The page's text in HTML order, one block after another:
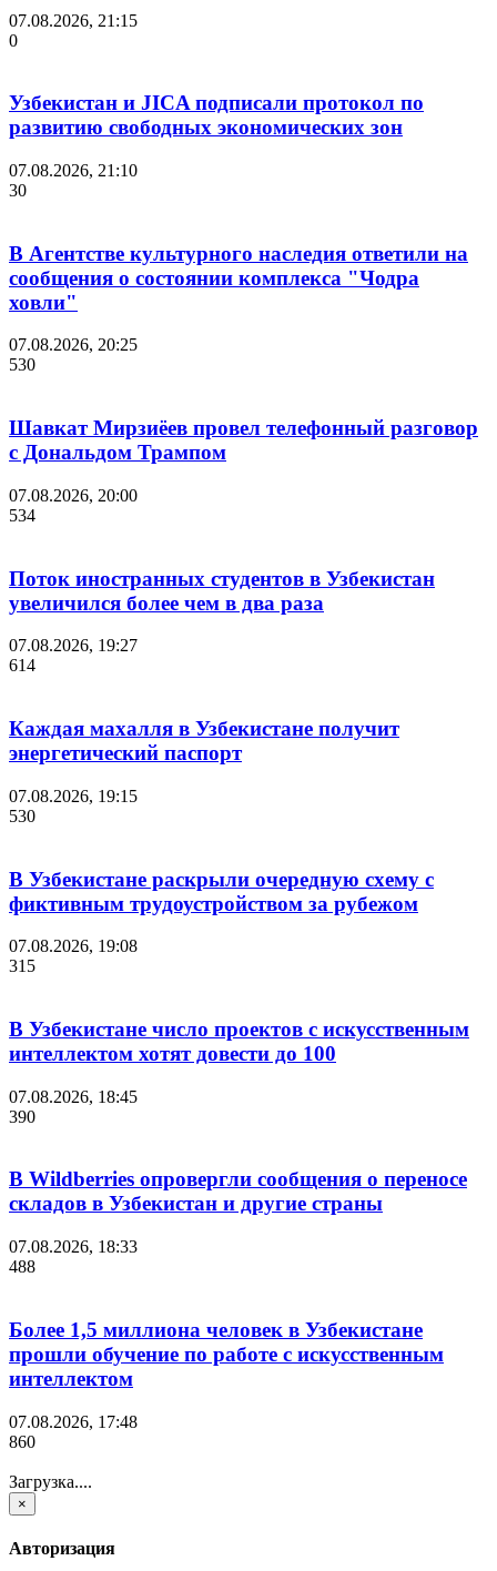
07.08.2026, 21:15
0
Узбекистан и JICA подписали протокол по
развитию свободных экономических зон
07.08.2026, 21:10
30
В Агентстве культурного наследия ответили на
сообщения о состоянии комплекса "Чодра
ховли"
07.08.2026, 20:25
530
Шавкат Мирзиёев провел телефонный разговор
с Дональдом Трампом
07.08.2026, 20:00
534
Поток иностранных студентов в Узбекистан
увеличился более чем в два раза
07.08.2026, 19:27
614
Каждая махалля в Узбекистане получит
энергетический паспорт
07.08.2026, 19:15
530
В Узбекистане раскрыли очередную схему с
фиктивным трудоустройством за рубежом
07.08.2026, 19:08
315
В Узбекистане число проектов с искусственным
интеллектом хотят довести до 100
07.08.2026, 18:45
390
В Wildberries опровергли сообщения о переносе
складов в Узбекистан и другие страны
07.08.2026, 18:33
488
Более 1,5 миллиона человек в Узбекистане
прошли обучение по работе с искусственным
интеллектом
07.08.2026, 17:48
860
Загрузка....
×
Авторизация